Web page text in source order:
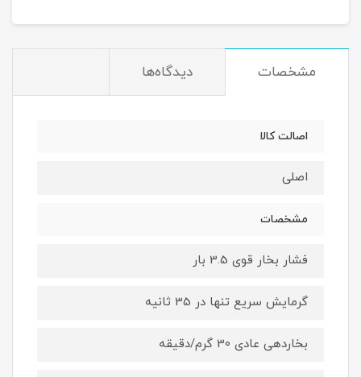
مشخصات دیدگاه‌ها
اصالت کالا
اصلی
مشخصات
فشار بخار قوی 3.5 بار
گرمایش سریع تنها در 35 ثانیه
بخاردهی عادی 30 گرم/دقیقه